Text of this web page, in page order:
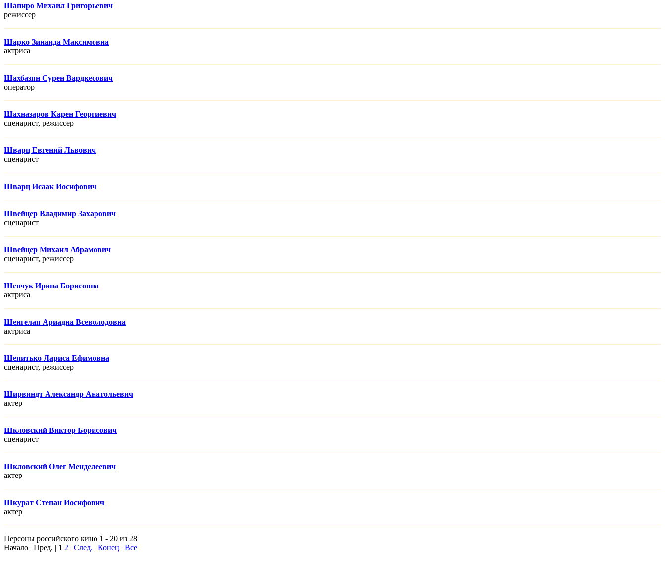
Шапиро Михаил Григорьевич
режисcер
Шарко Зинаида Максимовна
актриса
Шахбазян Сурен Вардкесович
оператор
Шахназаров Карен Георгиевич
сценарист, режисcер
Шварц Евгений Львович
сценарист
Шварц Исаак Иосифович
Швейцер Владимир Захарович
сценарист
Швейцер Михаил Абрамович
сценарист, режисcер
Шевчук Ирина Борисовна
актриса
Шенгелая Ариадна Всеволодовна
актриса
Шепитько Лариса Ефимовна
сценарист, режисcер
Ширвиндт Александр Анатольевич
актер
Шкловский Виктор Борисович
сценарист
Шкловский Олег Менделеевич
актер
Шкурат Степан Иосифович
актер
Персоны российского кино 1 - 20 из 28
Начало | Пред. | 1 2 | След. | Конец | Все